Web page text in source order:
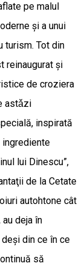
pe malul
şi a unui
turism. Tot din
reinaugurat şi
de croziera
astǎzi
inspirată
lui Dinescu”,
de la Cetate
autohtone cât
deja în
din ce în ce
să